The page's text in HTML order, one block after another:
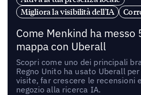
Migliora la visibilità dell'IA
Come Menkind ha messo
mappa con Uberall
Scopri come uno dei principali
Regno Unito ha usato Uberall
visite, far crescere le recensioni
negozio alla ricerca IA.